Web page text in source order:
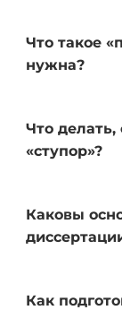
Что такое
нужна?
Что делать,
«ступор»?
Каковы
Как